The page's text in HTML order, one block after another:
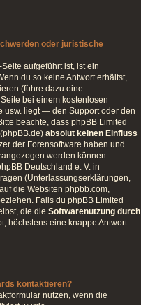
oder juristische
aufgeführt ist, ist ein
du so keine Antwort erhältst,
(führe dazu eine
bei einem kostenlosen
usw. liegt — den Support oder den
beachte, dass phpBB Limited
absolut keinen Einfluss
der Forensoftware haben und
werden können.
Deutschland e. V. in
(Unterlassungserklärungen,
auf die Websiten phpbb.com,
Falls du phpBB Limited
die die Softwarenutzung durch
höchstens eine knappe Antwort
kontaktieren?
nutzen, wenn die